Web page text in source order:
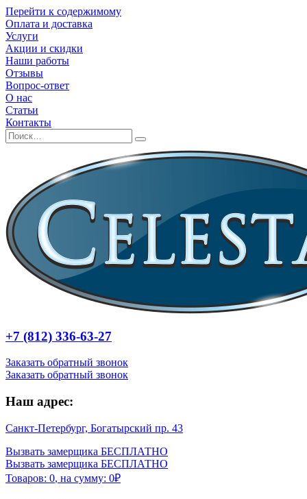
Перейти к содержимому
Оплата и доставка
Услуги
Акции и скидки
Наши работы
Отзывы
Вопрос-ответ
О нас
Статьи
Контакты
+7 (812) 336-63-27
Заказать обратный звонок
Заказать обратный звонок
Наш адрес:
Санкт-Петербург, Богатырский пр. 43
Вызвать замерщика БЕСПЛАТНО
Вызвать замерщика БЕСПЛАТНО
Товаров: 0, на сумму: 0₽